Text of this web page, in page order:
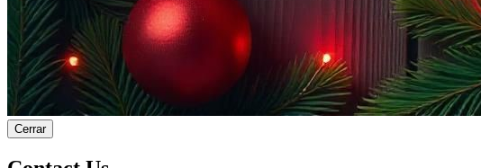
Cerrar